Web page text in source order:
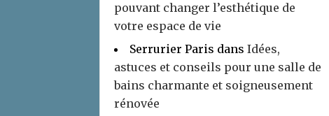
pouvant changer l’esthétique de
votre espace de vie
Serrurier Paris dans Idées,
astuces et conseils pour une salle de
bains charmante et soigneusement
rénovée